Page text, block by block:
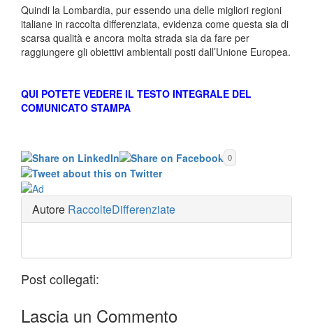
Quindi la Lombardia, pur essendo una delle migliori regioni
italiane in raccolta differenziata, evidenza come questa sia di
scarsa qualità e ancora molta strada sia da fare per
raggiungere gli obiettivi ambientali posti dall’Unione Europea.
QUI POTETE VEDERE IL TESTO INTEGRALE DEL
COMUNICATO STAMPA
0
Autore RaccolteDifferenziate
Post collegati:
Lascia un Commento